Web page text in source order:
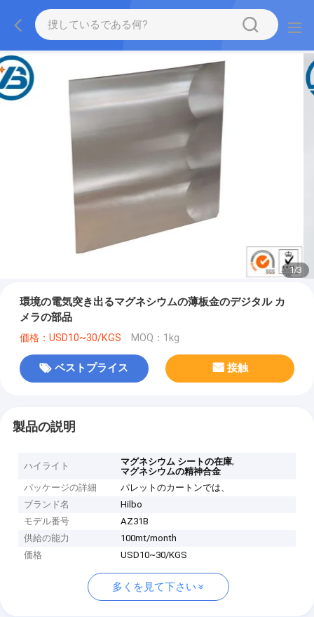
1/3
環境の電気突き出るマグネシウムの薄板金のデジタル カ
メラの部品
価格：USD10~30/KGS MOQ：1kg
ベストプライス 接触
製品の説明
ハイライト マグネシウム シートの在庫,
マグネシウムの精神合金
パッケージの詳細
パレットのカートンでは、
ブランド名
Hilbo
モデル番号
AZ31B
供給の能力
100mt/month
価格
USD10~30/KGS
多くを見て下さい